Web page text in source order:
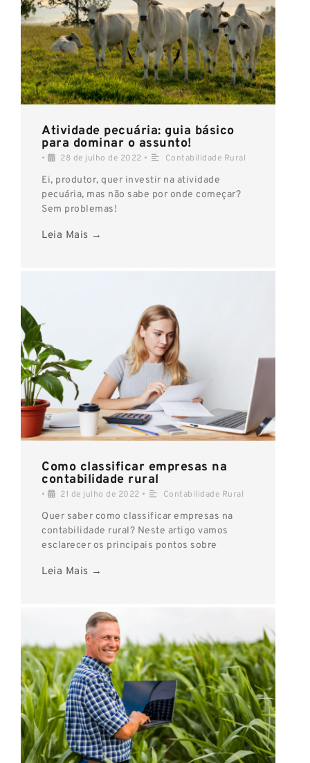
Atividade pecuária: guia básico
para dominar o assunto!
• 28 de julho de 2022 • Contabilidade Rural
Ei, produtor, quer investir na atividade
pecuária, mas não sabe por onde começar?
Sem problemas!
Leia Mais →
Como classificar empresas na
contabilidade rural
• 21 de julho de 2022 • Contabilidade Rural
Quer saber como classificar empresas na
contabilidade rural? Neste artigo vamos
esclarecer os principais pontos sobre
Leia Mais →